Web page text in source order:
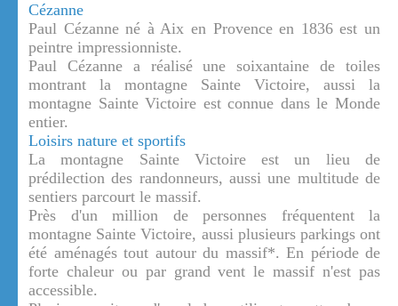
Cézanne
Paul Cézanne né à Aix en Provence en 1836 est un
peintre impressionniste.
Paul Cézanne a réalisé une soixantaine de toiles
montrant la montagne Sainte Victoire, aussi la
montagne Sainte Victoire est connue dans le Monde
entier.
Loisirs nature et sportifs
La montagne Sainte Victoire est un lieu de
prédilection des randonneurs, aussi une multitude de
sentiers parcourt le massif.
Près d'un million de personnes fréquentent la
montagne Sainte Victoire, aussi plusieurs parkings ont
été aménagés tout autour du massif*. En période de
forte chaleur ou par grand vent le massif n'est pas
accessible.